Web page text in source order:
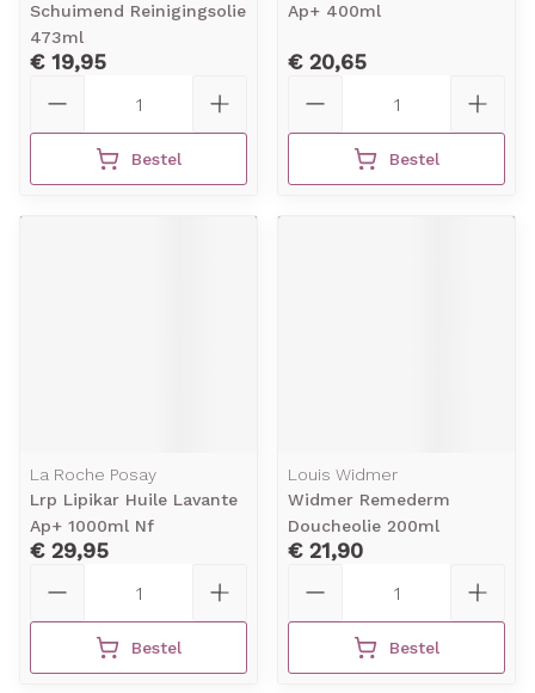
Schuimend Reinigingsolie
473ml
€ 19,95
Bestel
Ap+ 400ml
€ 20,65
Bestel
La Roche Posay
Lrp Lipikar Huile Lavante
Ap+ 1000ml Nf
€ 29,95
Bestel
Louis Widmer
Widmer Remederm
Doucheolie 200ml
€ 21,90
Bestel